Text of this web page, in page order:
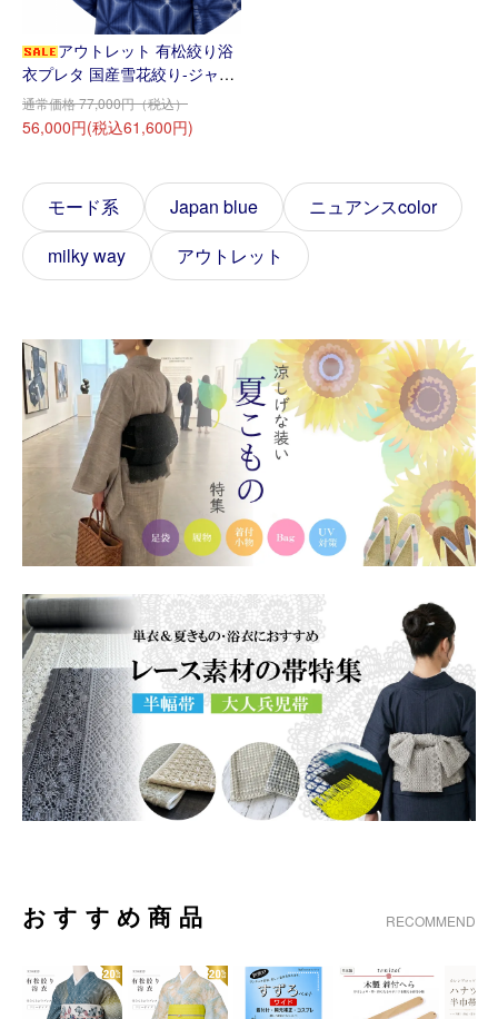
アウトレット 有松絞り浴
衣プレタ 国産雪花絞り-ジャパ
ンブルー♪
通常価格 77,000円（税込）
56,000円(税込61,600円)
モード系 Japan blue
ニュアンスcolor
milky way
アウトレット
おすすめ商品 RECOMMEND